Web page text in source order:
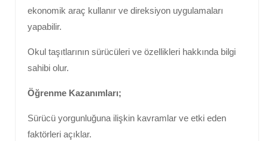
ekonomik araç kullanır ve direksiyon uygulamaları
yapabilir.
Okul taşıtlarının sürücüleri ve özellikleri hakkında bilgi
sahibi olur.
Öğrenme Kazanımları;
Sürücü yorgunluğuna ilişkin kavramlar ve etki eden
faktörleri açıklar.